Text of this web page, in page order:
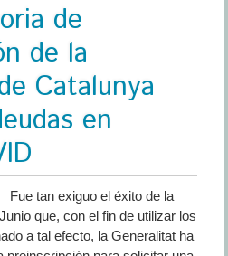
a
2022
de
de la
Catalunya
en
Fue tan exiguo el éxito de la
que, con el fin de utilizar los
a tal efecto, la Generalitat ha